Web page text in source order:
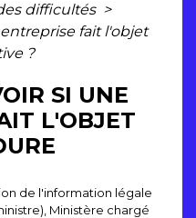
difficultés >
fait l'objet
?
SI UNE
L'OBJET
de l'information légale
Ministère chargé